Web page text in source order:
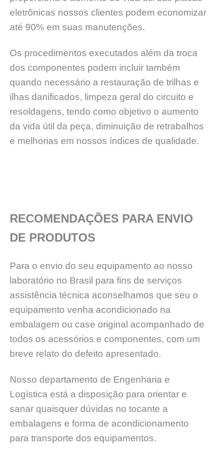
eletrônicas nossos clientes podem economizar
até 90% em suas manutenções.
Os procedimentos executados além da troca
dos componentes podem incluir também
quando necessário a restauração de trilhas e
ilhas danificados, limpeza geral do circuito e
resoldagens, tendo como objetivo o aumento
da vida útil da peça, diminuição de retrabalhos
e melhorias em nossos índices de qualidade.
RECOMENDAÇÕES PARA ENVIO
DE PRODUTOS
Para o envio do seu equipamento ao nosso
laboratório no Brasil para fins de serviços
assistência técnica aconselhamos que seu o
equipamento venha acondicionado na
embalagem ou case original acompanhado de
todos os acessórios e componentes, com um
breve relato do defeito apresentado.
Nosso departamento de Engenharia e
Logística está a disposição para orientar e
sanar quaisquer dúvidas no tocante a
embalagens e forma de acondicionamento
para transporte dos equipamentos.